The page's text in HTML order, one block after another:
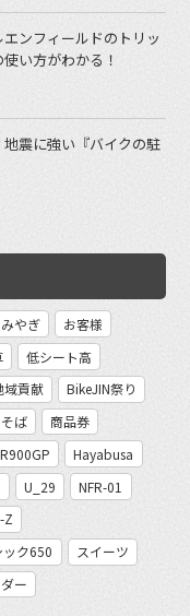
ンフィールドのトリッ
い方がわかる！
震に強い『バイクの駐
やぎ
お客様
低シート高
域貢献
BikeJIN祭り
そば
商品券
Hayabusa
U_29
NFR-01
Z
ク650
スイーツ
ー